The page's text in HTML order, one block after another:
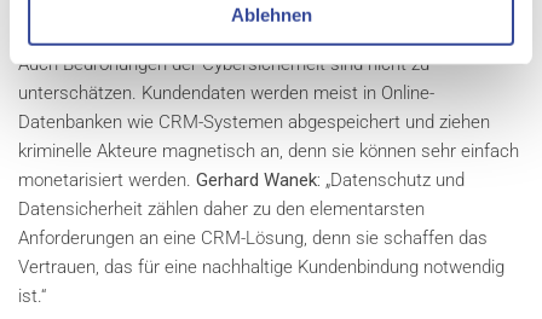
Ablehnen
SCHUTZ UND SICHERHEIT
Auch Bedrohungen der Cybersicherheit sind nicht zu
unterschätzen. Kundendaten werden meist in Online-
Datenbanken wie CRM-Systemen abgespeichert und ziehen
kriminelle Akteure magnetisch an, denn sie können sehr einfach
monetarisiert werden. Gerhard Wanek: „Datenschutz und
Datensicherheit zählen daher zu den elementarsten
Anforderungen an eine CRM-Lösung, denn sie schaffen das
Vertrauen, das für eine nachhaltige Kundenbindung notwendig
ist.“